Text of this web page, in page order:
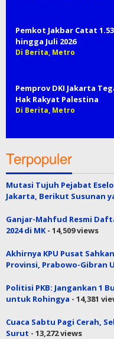
Pemkot Jakbar Catat
hingga Juli 2026
Di Berita, Metro
Pemprov DKI Jakarta
Hak Rakyat Palestina
Di Berita, Metro
Terpopuler
Mutasi Tujuh Pejabat
Jakarta, Berikut Susunan
Ganjar-Mahfud Resmi
2024 di MK- 14,509 views
Akhirnya KPU Pusat
Provinsi, Prabowo-Gibran
Politisi PKB: Jangankan 1
untuk Rohingya - 14,381
Cuaca Sabtu Pagi Cerah,
Surut - 13,272 views